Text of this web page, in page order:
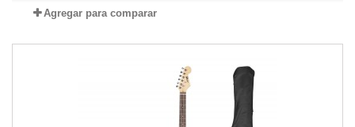
Agregar para comparar